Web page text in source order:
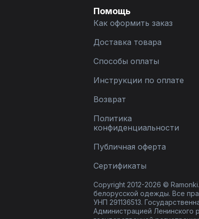
Nova Line
PUR PUR
PiRS32
RINKA9
Rivoli
S. Veles3
SILVERSPICE5
Shymoda
Svetlana-Style
TAiER2
Urs2
Winkler’s World
БелЭльСтиль4
Диомант32
КАЛИНКА4
Магия моды2
Помощь
Как оформить заказ
Доставка товара
Способы оплаты
Инструкции по оплате
Возврат
Политика
конфиденциальности
Публичная оферта
Сертификаты
Copyright 2012-2026 ©
белорусской одежды. Все
УНП 291136513.
Администрацией Ленинского